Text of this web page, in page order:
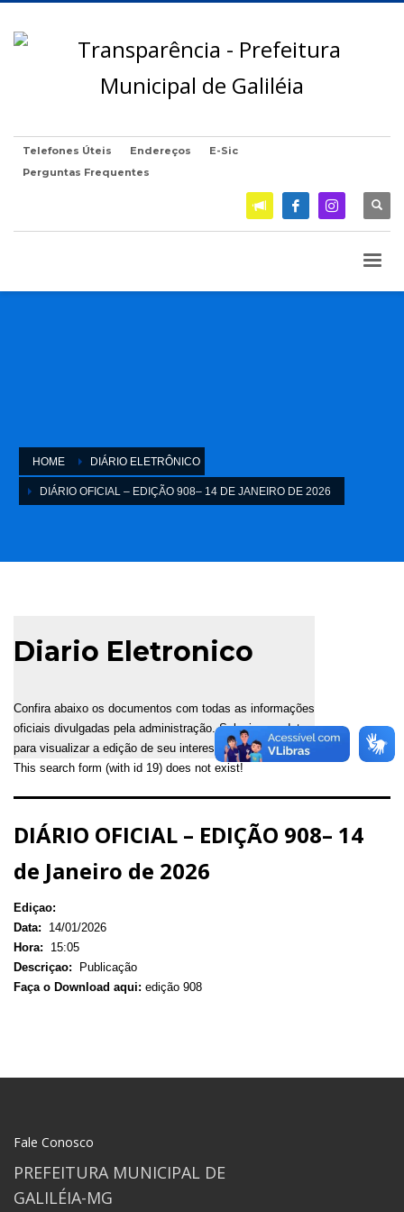
Telefones Úteis Endereços
E-Sic
Perguntas Frequentes
HOME DIÁRIO ELETRÔNICO
DIÁRIO OFICIAL – EDIÇÃO 908– 14 DE JANEIRO DE 2026
Diario Eletronico
Confira abaixo os documentos com todas as informações
oficiais divulgadas pela administração. Selecione a data
para visualizar a edição de seu interesse.
This search form (with id 19) does not exist!
DIÁRIO OFICIAL – EDIÇÃO 908– 14
de Janeiro de 2026
Ediçao:
Data:
14/01/2026
Hora:
15:05
Descriçao:
Publicação
Faça o Download aqui: edição 908
Fale Conosco
PREFEITURA MUNICIPAL DE
GALILÉIA-MG